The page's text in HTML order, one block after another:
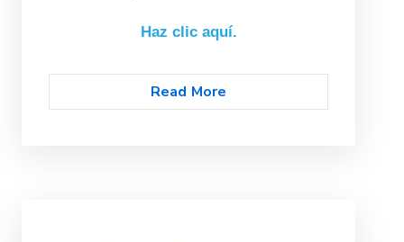
Haz clic aquí.
Read More